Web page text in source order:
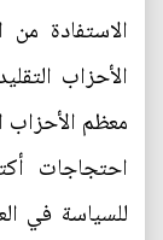
الاستفادة
الأحزاب
معظم الأحزاب
للسياسة في